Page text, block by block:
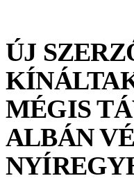
ÚJ
MÉGIS
ALBÁN